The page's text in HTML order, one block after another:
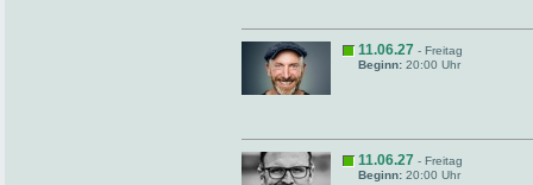
11.06.27 - Freitag
Beginn: 20:00 Uhr
11.06.27 - Freitag
Beginn: 20:00 Uhr